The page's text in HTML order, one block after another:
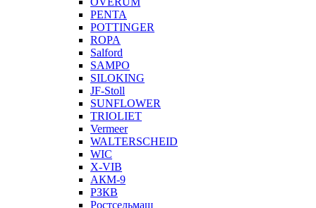
PENTA
POTTINGER
ROPA
Salford
SAMPO
SILOKING
JF-Stoll
SUNFLOWER
TRIOLIET
Vermeer
WALTERSCHEID
WIC
X-VIB
АКМ-9
РЗКВ
Ростсельмаш